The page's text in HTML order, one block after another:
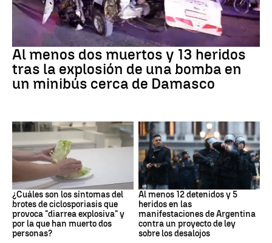
Al menos dos muertos y 13 heridos
tras la explosión de una bomba en
un minibús cerca de Damasco
Brote
¿Cuáles son los síntomas del
brotes de ciclosporiasis que
provoca "diarrea explosiva" y
por la que han muerto dos
personas?
Al menos 12 detenidos y 5
heridos en las
manifestaciones de Argentina
contra un proyecto de ley
sobre los desalojos